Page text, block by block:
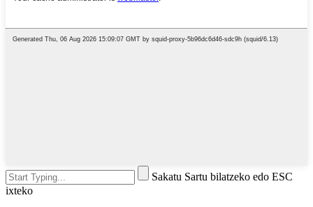
Sakatu Sartu bilatzeko edo ESC
ixteko